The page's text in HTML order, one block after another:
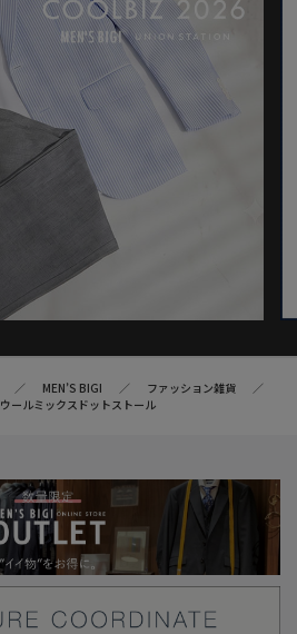
MEN’S BIGI
ファッション雑貨
ウールミックスドットストール